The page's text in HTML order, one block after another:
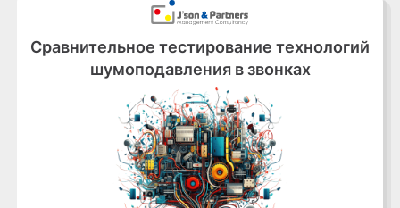
Сравнительное тестирование технологий
шумоподавления в звонках